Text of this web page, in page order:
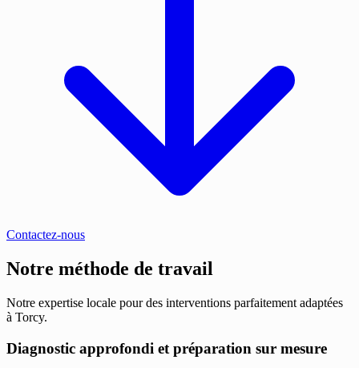
Contactez-nous
Notre méthode de travail
Notre expertise locale pour des interventions parfaitement adaptées
à Torcy.
Diagnostic approfondi et préparation sur mesure